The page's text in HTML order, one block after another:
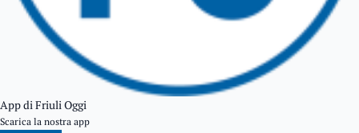
App di Friuli Oggi
Scarica la nostra app